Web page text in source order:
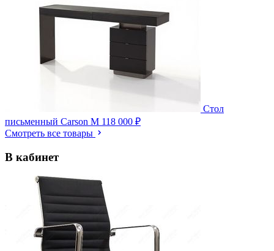
Стол
письменный Carson M 118 000 ₽
Смотреть все товары
В кабинет